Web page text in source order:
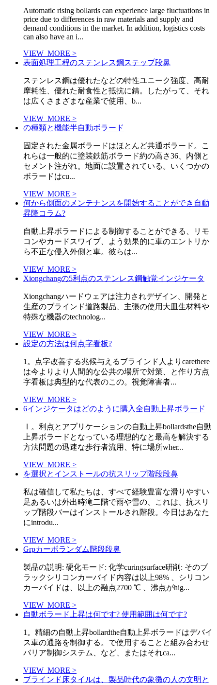
Automatic rising bollards can experience large fluctuations in
price due to differences in raw materials and supply and
demand conditions in the market. In addition, logistics costs
can also have an i...
VIEW_MORE >
表面処理工程のステンレス鋼ステップ段鼻
ステンレス鋼は優れたなどの特性ユニーク強度、高耐
摩耗性、優れた耐食性と抵抗に錆。したがって、それ
は広くさまざまな産業で使用、b...
VIEW_MORE >
の種類と機能半自動ボラード
固定された金属ボラードはほとんど共通ボラード。こ
れらは一般的に塗装鉄筋ボラード約の高さ36、内側と
セメント注がれ。地面に設置されている。いくつかの
ボラードはcu...
VIEW_MORE >
何から側面のメンテナンスを開始することができ自動
昇降コラム?
自動上昇ボラードによる制御することができる、リモ
コンやカードスワイプ、よう効果的に車のエントリか
ら不正な侵入外側と車。彼らは...
VIEW_MORE >
Xiongchangの5利点のステンレス鋼触覚インジケータ
Xiongchangハードウェアは注力されデザイン、開発と
生産のブラインド道路製品、主張の使用大皿生材料や
特殊な機器のtechnolog...
VIEW_MORE >
設定の方法は何点字看板?
1。点字改善する兆候与えるブラインド人よりcarethere
は今よりより人間的な公共の場所で対策、と作り方点
字看板は典型的な代表のこの。視覚障害者...
VIEW_MORE >
6インジケータはどのように購入全自動上昇ボラード
Ⅰ。利点とアプリケーションの自動上昇bollardsthe自動
上昇ボラードとなっている理想的なと最高を解決する
方法問題の迅速な歩行者流用、特に場所wher...
VIEW_MORE >
を選択とインストールの抗スリップ階段段鼻
私は確信して私たちは、すべて経験豊富な滑りやすい
足あるいは外出時滝二階で雨や雪の、これは、抗スリ
ップ階段バーはインストールされ階段。今日はあなた
にintrodu...
VIEW_MORE >
Grpカーボランダム階段段鼻
製品の説明: 硬化モード: 化学curingsurface研削: そのブ
ラックシリコンカーバイド内容は以上98% 、シリコン
カーバイドは、以上の融点2700 ℃ 、沸点がhig...
VIEW_MORE >
自動ボラード上昇は何です? 使用範囲は何です?
1。精細の自動上昇bollardthe自動上昇ボラードはデバイ
ス車の通路を制御する。で使用することと組み合わせ
バリア制御システム、など、またはそれca...
VIEW_MORE >
ブラインド床タイルは、製品時代の象徴の人の文明と